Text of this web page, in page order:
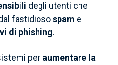
degli utenti che
fastidiosospam e
di phishing.
per aumentare la